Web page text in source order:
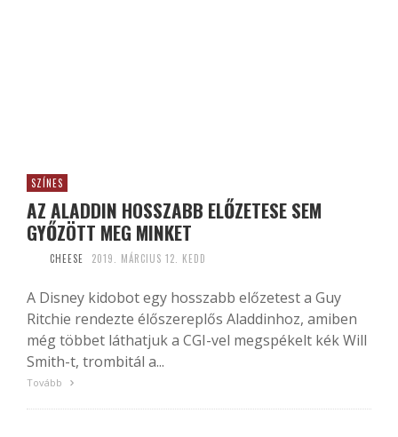
SZÍNES
AZ ALADDIN HOSSZABB ELŐZETESE SEM
GYŐZÖTT MEG MINKET
CHEESE 2019. MÁRCIUS 12. KEDD
A Disney kidobot egy hosszabb előzetest a Guy
Ritchie rendezte élőszereplős Aladdinhoz, amiben
még többet láthatjuk a CGI-vel megspékelt kék Will
Smith-t, trombitál a...
Tovább